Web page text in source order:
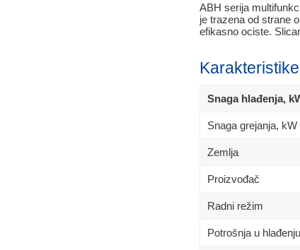
ABH serija
je trazena od strane
efikasno ociste.
Karakteristike
Snaga hlađenja,
Snaga grejanja, kW
Zemlja
Proizvođač
Radni režim
Potrošnja u